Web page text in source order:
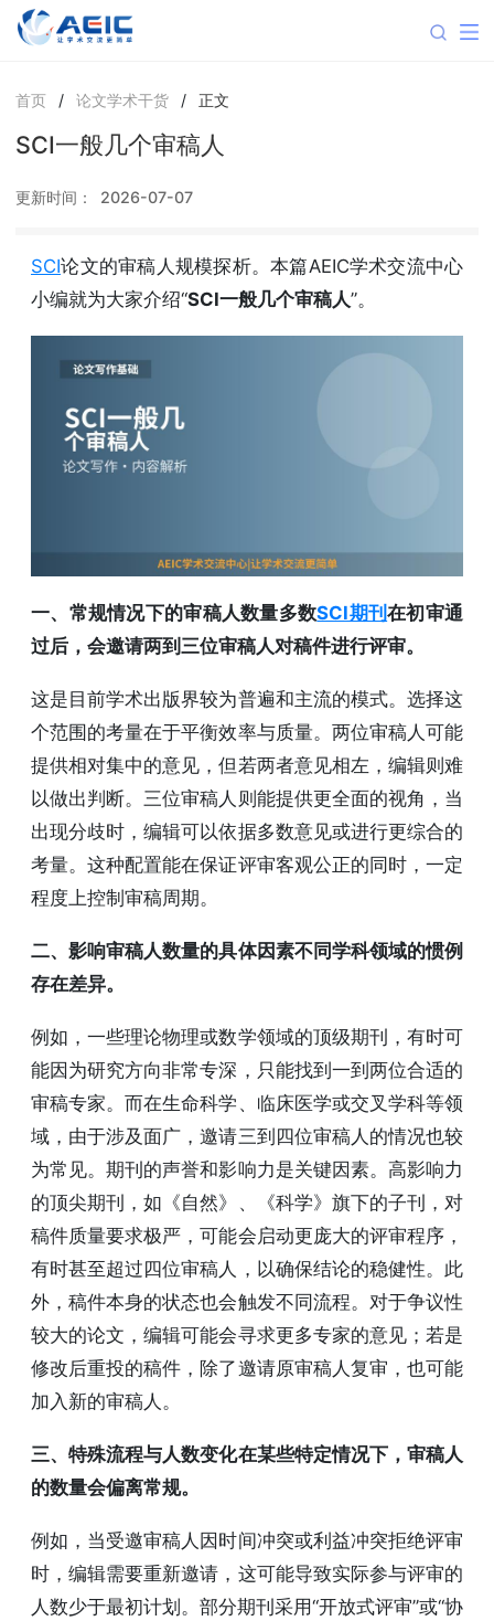
首页 / 论文学术干货 / 正文
SCI一般几个审稿人
更新时间： 2026-07-07
SCI论文的审稿人规模探析。本篇AEIC学术交流中心
小编就为大家介绍“SCI一般几个审稿人”。
一、常规情况下的审稿人数量多数SCI期刊在初审通
过后，会邀请两到三位审稿人对稿件进行评审。
这是目前学术出版界较为普遍和主流的模式。选择这
个范围的考量在于平衡效率与质量。两位审稿人可能
提供相对集中的意见，但若两者意见相左，编辑则难
以做出判断。三位审稿人则能提供更全面的视角，当
出现分歧时，编辑可以依据多数意见或进行更综合的
考量。这种配置能在保证评审客观公正的同时，一定
程度上控制审稿周期。
二、影响审稿人数量的具体因素不同学科领域的惯例
存在差异。
例如，一些理论物理或数学领域的顶级期刊，有时可
能因为研究方向非常专深，只能找到一到两位合适的
审稿专家。而在生命科学、临床医学或交叉学科等领
域，由于涉及面广，邀请三到四位审稿人的情况也较
为常见。期刊的声誉和影响力是关键因素。高影响力
的顶尖期刊，如《自然》、《科学》旗下的子刊，对
稿件质量要求极严，可能会启动更庞大的评审程序，
有时甚至超过四位审稿人，以确保结论的稳健性。此
外，稿件本身的状态也会触发不同流程。对于争议性
较大的论文，编辑可能会寻求更多专家的意见；若是
修改后重投的稿件，除了邀请原审稿人复审，也可能
加入新的审稿人。
三、特殊流程与人数变化在某些特定情况下，审稿人
的数量会偏离常规。
例如，当受邀审稿人因时间冲突或利益冲突拒绝评审
时，编辑需要重新邀请，这可能导致实际参与评审的
人数少于最初计划。部分期刊采用“开放式评审”或“协